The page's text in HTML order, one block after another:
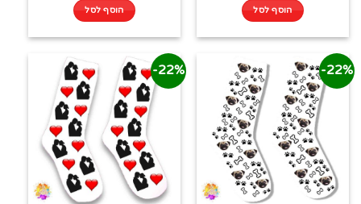
הוסף לסל הוסף לסל
22%-
22%-